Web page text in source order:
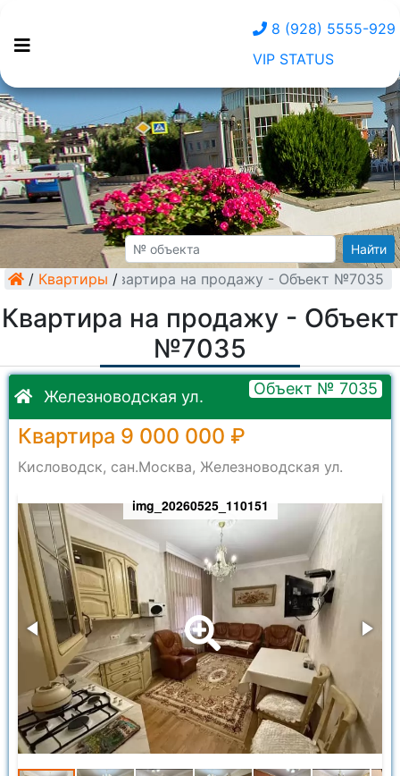
8 (928) 5555-929
VIP STATUS
Найти
/ Квартиры /
Квартира на продажу - Объект №7035
Квартира на продажу - Объект
№7035
Железноводская ул. Объект № 7035
Квартира 9 000 000 ₽
Кисловодск, сан.Москва, Железноводская ул.
img_20260525_110151